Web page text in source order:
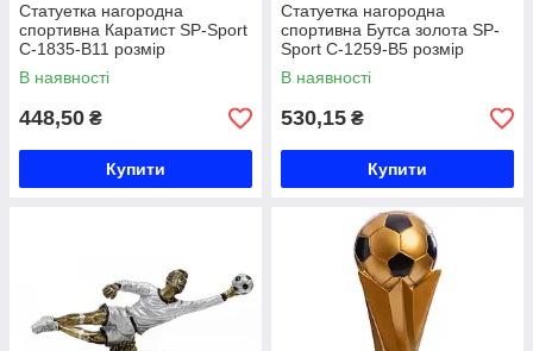
Статуетка нагородна
спортивна Каратист SP-Sport
C-1835-B11 розмір
16х12х7см Код C-1835-B11
В наявності
448,50 ₴
Купити
Статуетка нагородна
спортивна Бутса золота SP-
Sport C-1259-B5 розмір
19х13х5см золото Код C-
1259-B5
В наявності
530,15 ₴
Купити